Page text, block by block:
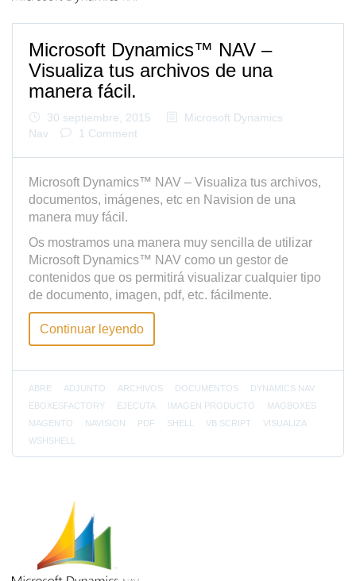
Microsoft Dynamics™ NAV –
Visualiza tus archivos de una
manera fácil.
30 septiembre, 2015
Microsoft Dynamics
Nav
1 Comment
Microsoft Dynamics™ NAV – Visualiza tus archivos,
documentos, imágenes, etc en Navision de una
manera muy fácil.
Os mostramos una manera muy sencilla de utilizar
Microsoft Dynamics™ NAV como un gestor de
contenidos que os permitirá visualizar cualquier tipo
de documento, imagen, pdf, etc. fácilmente.
Continuar leyendo
ABRE ADJUNTO ARCHIVOS DOCUMENTOS
DYNAMICS NAV
EBOXESFACTORY
EJECUTA IMAGEN PRODUCTO
MAGBOXES
MAGENTO
NAVISION PDF SHELL VB SCRIPT
VISUALIZA
WSHSHELL